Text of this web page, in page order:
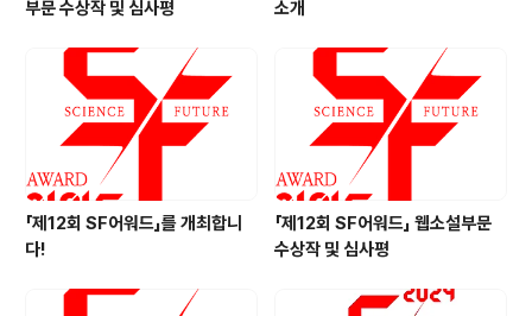
부문 수상작 및 심사평
소개
「제12회 SF어워드」를 개최합니
다!
「제12회 SF어워드」 웹소설부문
수상작 및 심사평